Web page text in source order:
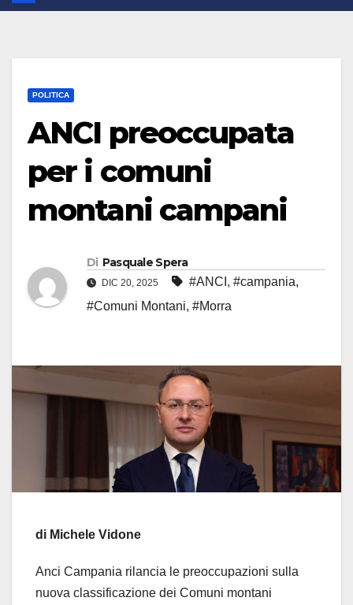
POLITICA
ANCI preoccupata
per i comuni
montani campani
Di Pasquale Spera
DIC 20, 2025 #ANCI , #campania,
#Comuni Montani, #Morra
di Michele Vidone
Anci Campania rilancia le preoccupazioni sulla
nuova classificazione dei Comuni montani